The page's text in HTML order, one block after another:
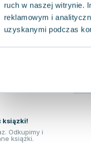
ruch w naszej witrynie.
reklamowym i
uzyskanymi podczas
ksiązki!
Odkupimy i
książki.